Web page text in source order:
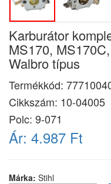
Karburátor
MS170,
Walbro típus
Termékkód:
Cikkszám: 10-04005
Polc: 9-071
Ár: 4.987 Ft
Márka: Stihl